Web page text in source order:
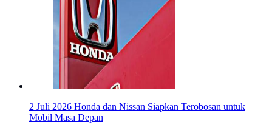
2 Juli 2026 Honda dan Nissan Siapkan Terobosan untuk
Mobil Masa Depan